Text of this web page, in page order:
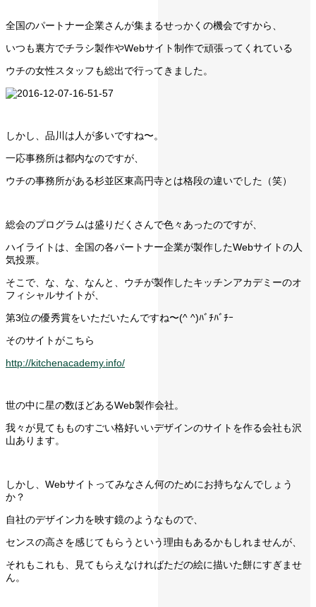
全国のパートナー企業さんが集まるせっかくの機会ですから、
いつも裏方でチラシ製作やWebサイト制作で頑張ってくれている
ウチの女性スタッフも総出で行ってきました。
しかし、品川は人が多いですね〜。
一応事務所は都内なのですが、
ウチの事務所がある杉並区東高円寺とは格段の違いでした（笑）
総会のプログラムは盛りだくさんで色々あったのですが、
ハイライトは、全国の各パートナー企業が製作したWebサイトの人
気投票。
そこで、な、な、なんと、ウチが製作したキッチンアカデミーのオ
フィシャルサイトが、
第3位の優秀賞をいただいたんですね〜(^ ^)ﾊﾞﾁﾊﾞﾁｰ
そのサイトがこちら
http://kitchenacademy.info/
世の中に星の数ほどあるWeb製作会社。
我々が見てもものすごい格好いいデザインのサイトを作る会社も沢
山あります。
しかし、Webサイトってみなさん何のためにお持ちなんでしょう
か？
自社のデザイン力を映す鏡のようなもので、
センスの高さを感じてもらうという理由もあるかもしれませんが、
それもこれも、見てもらえなければただの絵に描いた餅にすぎませ
ん。